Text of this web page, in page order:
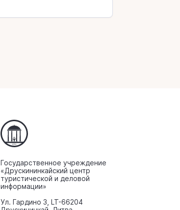
Государственное учреждение
«Друскининкайский центр
туристической и деловой
информации»
Ул. Гардино 3, LT-66204